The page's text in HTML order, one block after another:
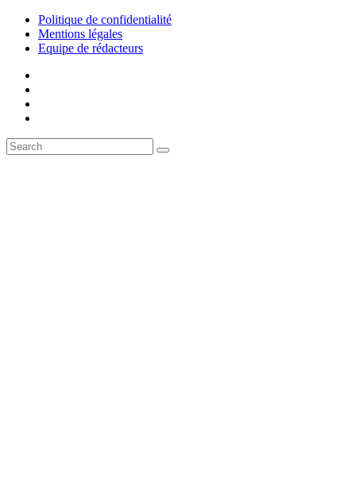
Politique de confidentialité
Mentions légales
Equipe de rédacteurs